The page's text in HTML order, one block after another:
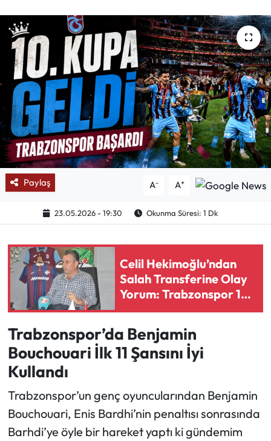
Paylaş A- A+
23.05.2026 - 19:30 Okunma Süresi: 1 Dk
Celil Hekimoğlu’ndan
Salah Transferine Olay
Yorum: Trabzonspor 1
Taşla 100 Kuş Vurdu
Trabzonspor’da Benjamin
Bouchouari İlk 11 Şansını İyi
Kullandı
Trabzonspor’un genç oyuncularından Benjamin
Bouchouari, Enis Bardhi’nin penaltısı sonrasında
Barhdi’ye öyle bir hareket yaptı ki gündemim
Röportaj
Manşet
Köşe Yazıları
Karikatür Galeri
BIK
ASTROLOJİ
Spor Yazıları
Mektup Galeri
Ekonomi
Turizm
Teknoloji